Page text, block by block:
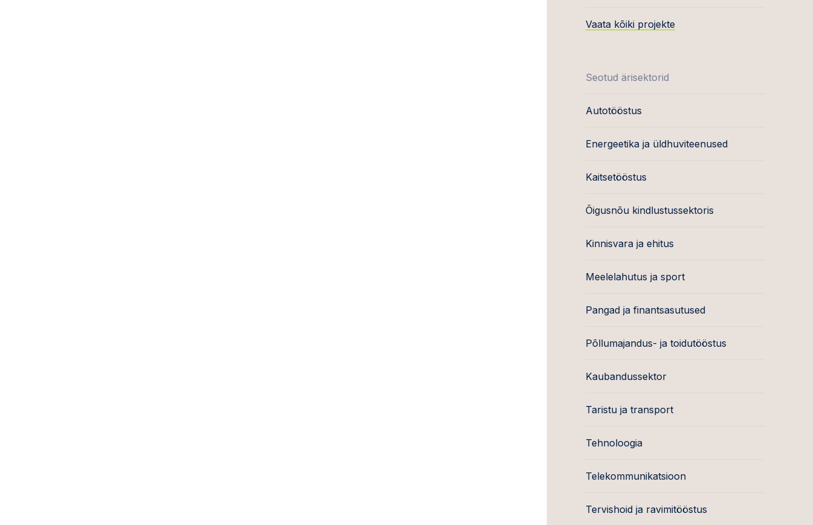
Vaata kõiki projekte
Seotud ärisektorid
Autotööstus
Energeetika ja üldhuviteenused
Kaitsetööstus
Õigusnõu kindlustussektoris
Kinnisvara ja ehitus
Meelelahutus ja sport
Pangad ja finantsasutused
Põllumajandus- ja toidutööstus
Kaubandussektor
Taristu ja transport
Tehnoloogia
Telekommunikatsioon
Tervishoid ja ravimitööstus